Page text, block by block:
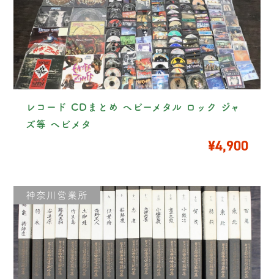
レコード CDまとめ ヘビーメタル ロック ジャ
ズ等 ヘビメタ
¥4,900
神奈川営業所